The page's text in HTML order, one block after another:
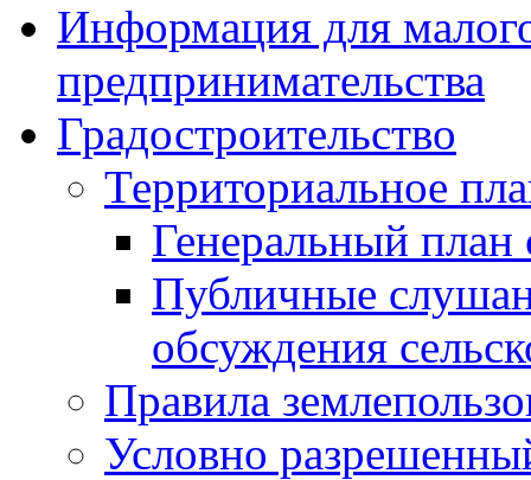
Информация для
предпринимательства
Градостроительство
Территориальное
Генеральный план
Публичные
обсуждения
Правила
Условно